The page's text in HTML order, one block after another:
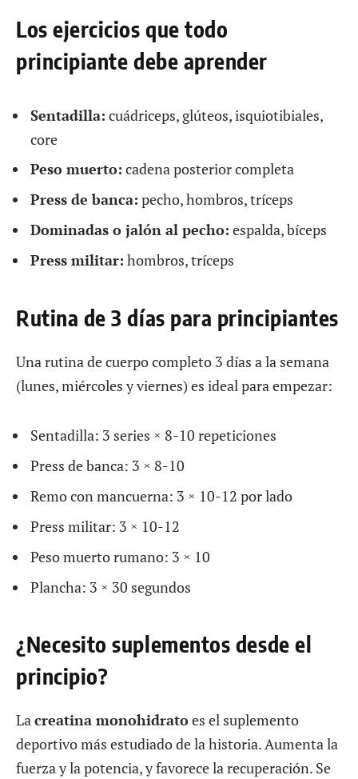
Los ejercicios que todo
principiante debe aprender
Sentadilla: cuádriceps, glúteos, isquiotibiales,
core
Peso muerto: cadena posterior completa
Press de banca: pecho, hombros, tríceps
Dominadas o jalón al pecho: espalda, bíceps
Press militar: hombros, tríceps
Rutina de 3 días para principiantes
Una rutina de cuerpo completo 3 días a la semana
(lunes, miércoles y viernes) es ideal para empezar:
Sentadilla: 3 series × 8-10 repeticiones
Press de banca: 3 × 8-10
Remo con mancuerna: 3 × 10-12 por lado
Press militar: 3 × 10-12
Peso muerto rumano: 3 × 10
Plancha: 3 × 30 segundos
¿Necesito suplementos desde el
principio?
Lacreatina monohidratoes el suplemento
deportivo más estudiado de la historia. Aumenta la
fuerza y la potencia, y favorece la recuperación. Se